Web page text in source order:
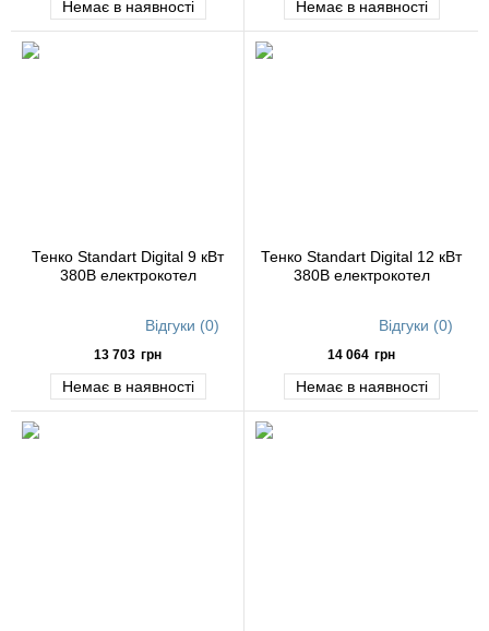
Немає в наявності Немає в наявності
Тенко Standart Digital 9 кВт
380В електрокотел
Відгуки (0)
13 703 грн
Немає в наявності
Тенко Standart Digital 12 кВт
380В електрокотел
Відгуки (0)
14 064 грн
Немає в наявності